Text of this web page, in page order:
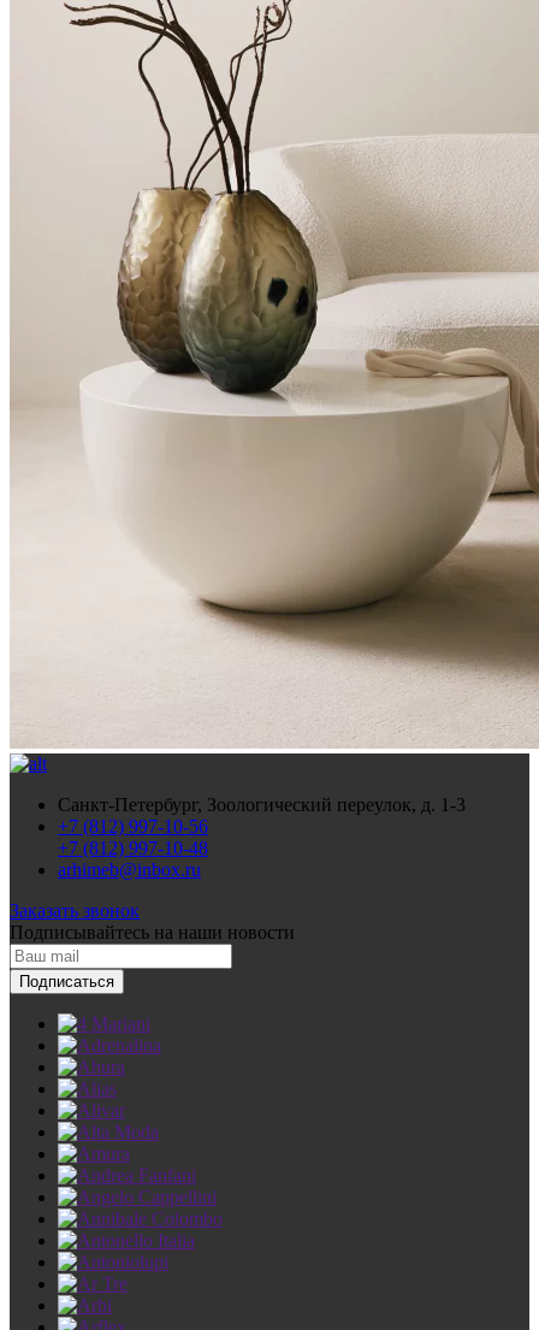
Санкт-Петербург, Зоологический переулок, д. 1-3
+7 (812) 997-10-56
+7 (812) 997-10-48
arhimeb@inbox.ru
Заказать звонок
Подписывайтесь на наши новости